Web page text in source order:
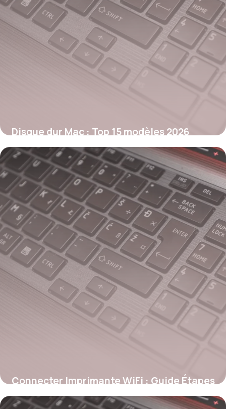
Disque dur Mac : Top 15 modèles 2026
29 mai 2026
Connecter Imprimante WiFi : Guide Étapes
28 mai 2026